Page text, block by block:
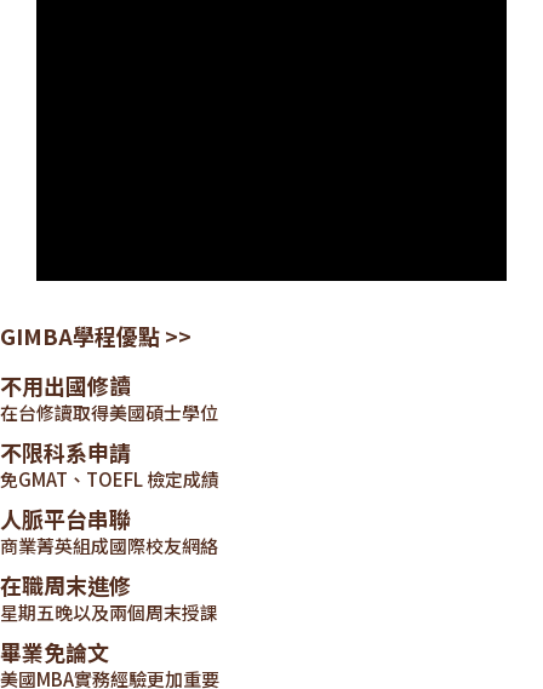
GIMBA學程優點 >>
不用出國修讀
在台修讀取得美國碩士學位
不限科系申請
免GMAT、TOEFL 檢定成績
人脈平台串聯
商業菁英組成國際校友網絡
在職周末進修
星期五晚以及兩個周末授課
畢業免論文
美國MBA實務經驗更加重要